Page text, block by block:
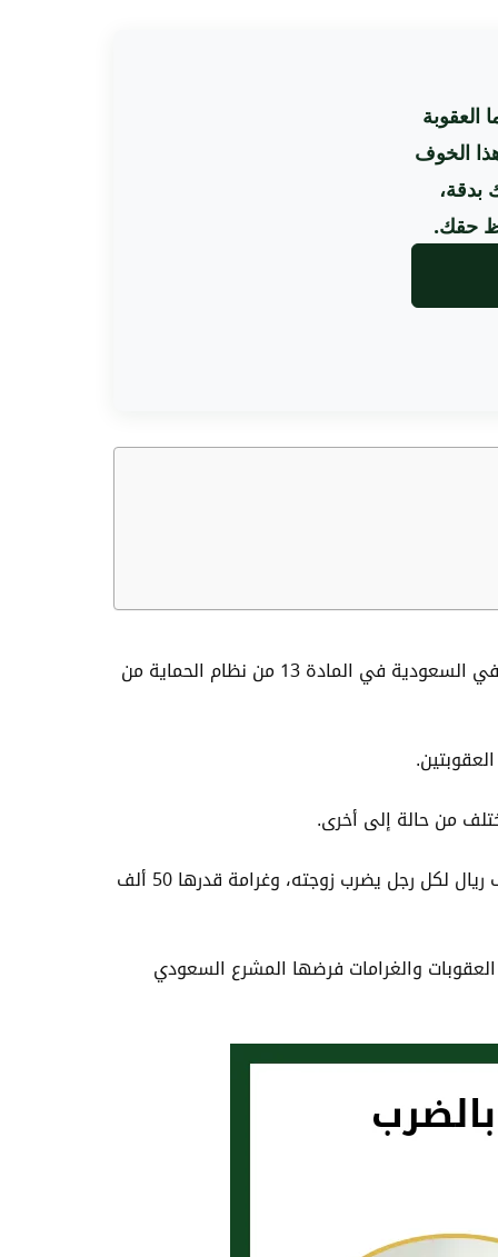
الخوف
حقك.
وفقًا للنظام السعودي، إذا قام شخص بضرب زوجته، يمكن الحكم على الجاني وفق عقوبة الاعتداء على الزوجة بالضرب في السعودية في المادة 13 من نظام الحماية من
من حالة إلى أخرى.
حيث يقضي النظام السعودي بفرض عقوبة على ضرب الزوجة رادعاً، حيث يعاقب بالسجن لمدة عام وغرامة قدرها 50 ألف ريال لكل رجل يضرب زوجته، وغرامة قدرها 50 ألف
على زوجته. كل هذه العقوبات والغرامات فرضها المشرع السعودي